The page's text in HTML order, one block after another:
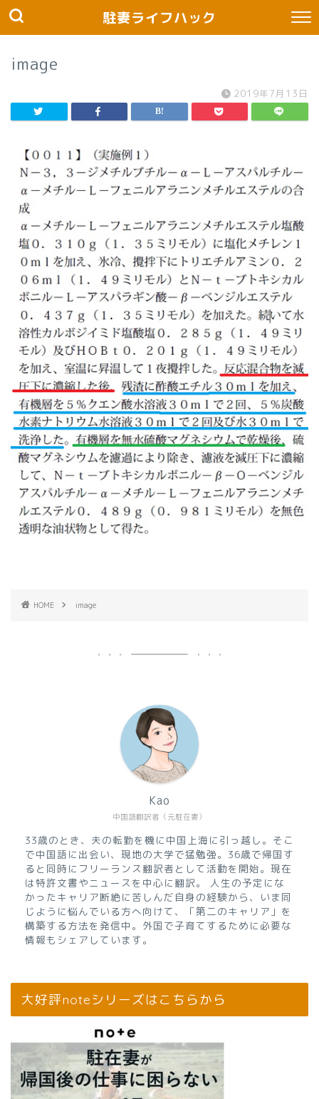
駐妻ライフハック
image
2019年7月13日
HOME image
中国語翻訳者（元駐在妻）
Kao
33歳のとき、夫の転勤を機に中国上海に引っ越し。そこ
で中国語に出会い、現地の大学で猛勉強。36歳で帰国す
ると同時にフリーランス翻訳者として活動を開始。現在
は特許文書やニュースを中心に翻訳。 人生の予定にな
かったキャリア断絶に苦しんだ自身の経験から、いま同
じように悩んでいる方へ向けて、「第二のキャリア」を
構築する方法を発信中。外国で子育てするために必要な
情報もシェアしています。
大好評noteシリーズはこちらから